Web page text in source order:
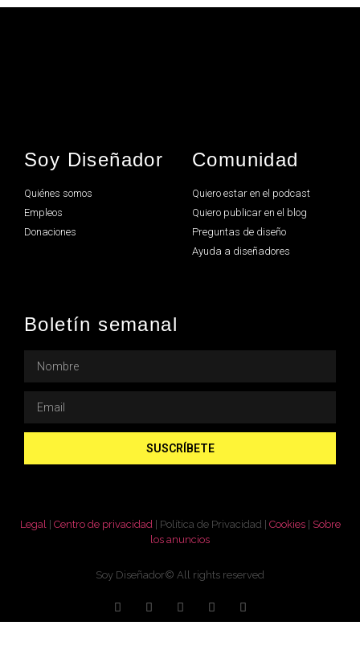
Soy Diseñador
Quiénes somos
Empleos
Donaciones
Comunidad
Quiero estar en el podcast
Quiero publicar en el blog
Preguntas de diseño
Ayuda a diseñadores
Boletín semanal
SUSCRÍBETE
Legal| Centro de privacidad| Política de Privacidad Cookies| Sobre
los anuncios
Soy Diseñador© All rights reserved